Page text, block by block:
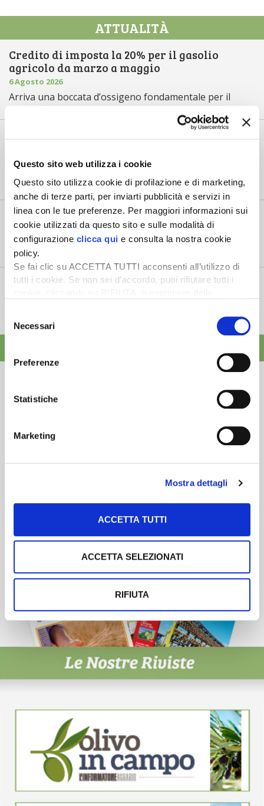
Questo sito web utilizza i cookie
Questo sito utilizza cookie di profilazione e di marketing,
anche di terze parti, per inviarti pubblicità e servizi in
linea con le tue preferenze. Per maggiori informazioni sui
cookie utilizzati da questo sito e sulle modalità di
configurazione clicca qui e consulta la nostra cookie
policy.
Se fai clic su ACCETTA TUTTI acconsenti all’utilizzo di
tutti i cookie. Se non sei d’accordo, puoi rifiutare tutti i
desideri accettare e cliccando ACCETTA SELEZIONATI.
delNecessari
Preferenze
Statistiche
Marketing
Mostra dettagli
ACCETTA TUTTI
ACCETTA SELEZIONATI
RIFIUTA
ATTUALITÀ
Credito di imposta la 20% per il gasolio
agricolo da marzo a maggio
6 Agosto 2026
Arriva una boccata d’ossigeno fondamentale per il
Il “ColtivaItalia” passa e va all’esame del
6 Agosto 2026
“Oggi 6 agosto, la Camera ha approvato il Coltivaitalia,
il provvedimen...
Mercato in crescita per l’agricoltura 4.0
5 Agosto 2026
Nel 2025, in Italia, l’agricoltura 4.0 è tornata al valore
record di 2,5 mili...
Saldi Pac: ogni anno entro fine gennaio
tempistica predefinita e r...
Scopri un servizio d'informazione di alta qualità. Tagliato sulle tue